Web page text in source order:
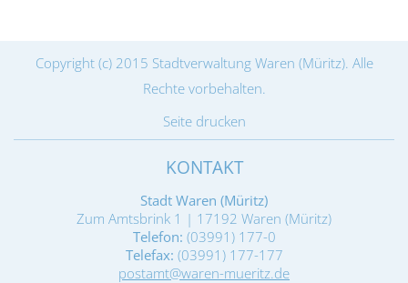
Copyright (c) 2015 Stadtverwaltung Waren (Müritz). Alle
Rechte vorbehalten.
Seite drucken
KONTAKT
Stadt Waren (Müritz)
Zum Amtsbrink 1 | 17192 Waren (Müritz)
Telefon: (03991) 177-0
Telefax: (03991) 177-177
postamt@waren-mueritz.de